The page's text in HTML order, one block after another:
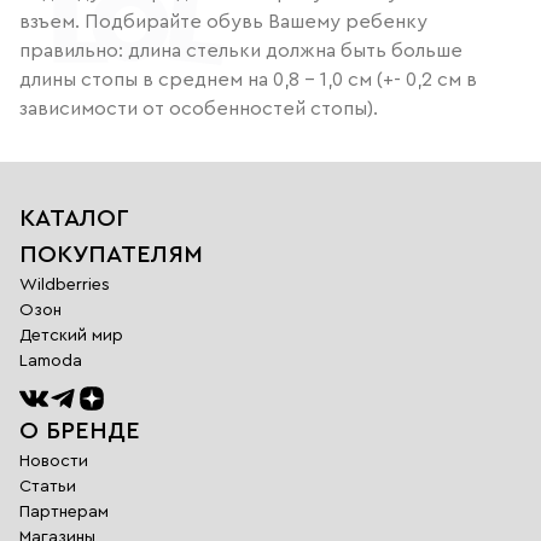
взъем. Подбирайте обувь Вашему ребенку
правильно: длина стельки должна быть больше
длины стопы в среднем на 0,8 – 1,0 см (+- 0,2 см в
зависимости от особенностей стопы).
КАТАЛОГ
ПОКУПАТЕЛЯМ
Wildberries
Озон
Детский мир
Lamoda
О БРЕНДЕ
Новости
Статьи
Партнерам
Магазины